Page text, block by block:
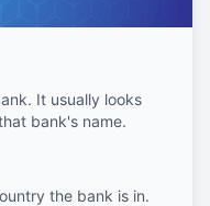
It usually looks
bank's name.
the bank is in.